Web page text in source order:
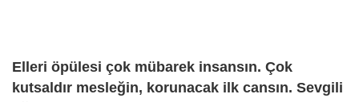
Elleri öpülesi çok mübarek insansın. Çok
kutsaldır mesleğin, korunacak ilk cansın. Sevgili